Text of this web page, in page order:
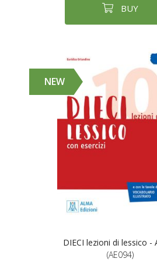
BUY
NEW
DIECI lezioni di lessico -
(AE094)